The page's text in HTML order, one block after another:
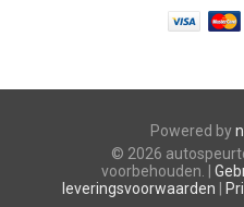
Powered by
© 2026
voorbehouden. |
leveringsvoorwaarden